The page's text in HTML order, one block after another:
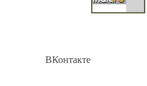
ВКонтакте